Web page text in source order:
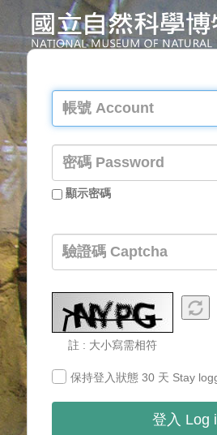
顯示密碼
註 : 大小寫需相符
保持登入狀態 30 天 Stay